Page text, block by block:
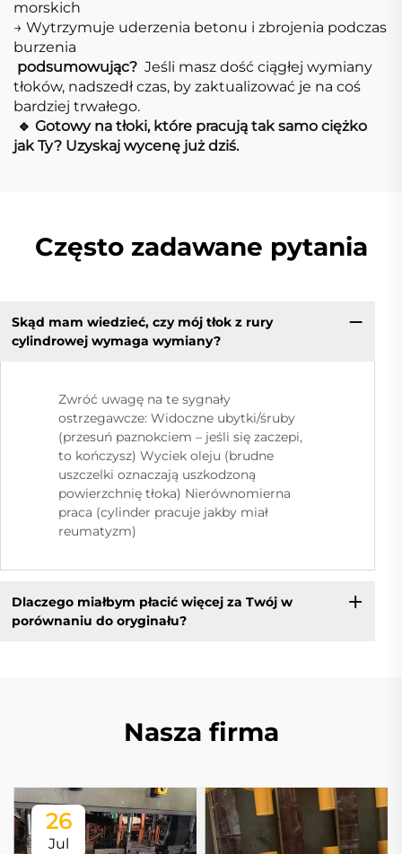
morskich
→ Wytrzymuje uderzenia betonu i zbrojenia podczas
burzenia
podsumowując? ​ Jeśli masz dość ciągłej wymiany
tłoków, nadszedł czas, by zaktualizować je na coś
bardziej trwałego.
​🔹 Gotowy na tłoki, które pracują tak samo ciężko
jak Ty? Uzyskaj wycenę już dziś.​
Często zadawane pytania
Skąd mam wiedzieć, czy mój tłok z rury
cylindrowej wymaga wymiany?
Zwróć uwagę na te sygnały
ostrzegawcze: Widoczne ubytki/śruby
(przesuń paznokciem – jeśli się zaczepi,
to kończysz) Wyciek oleju (brudne
uszczelki oznaczają uszkodzoną
powierzchnię tłoka) Nierównomierna
praca (cylinder pracuje jakby miał
reumatyzm)
Dlaczego miałbym płacić więcej za Twój w
porównaniu do oryginału?
Nasza firma
26
Jul